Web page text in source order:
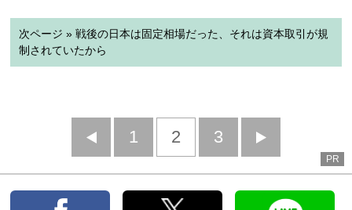
次ページ » 戦後の日本は固定相場だった、それは資本取引が規
制されていたから
前
へ
1 2 3
へ
PR